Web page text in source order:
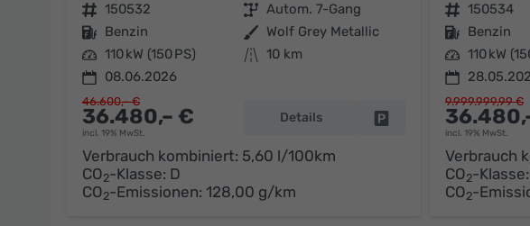
Fahrzeugnr. 150532 Getriebe Autom. 7-Gang
Kraftstoff Benzin Außenfarbe Wolf Grey Metallic
Leistung 110 kW (150 PS) Kilometerstand 10 km
08.06.2026
36.480,– €
incl. 19% MwSt.
46.600,– €
Details Fahrzeug parken
Verbrauch kombiniert: 5,60 l/100km
CO2-Klasse: D
CO2-Emissionen: 128,00 g/km
Fahrzeugnr. 150534
Kraftstoff Benzin
Leistung 110 kW
incl. 19% MwSt.
9.999.999,99 €
Verbrauch
CO2-Klasse:
CO2-